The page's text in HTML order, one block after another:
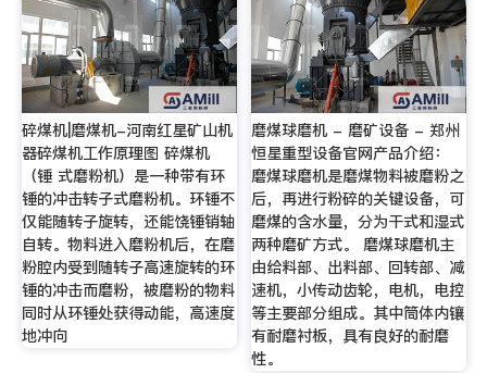
碎煤机|磨煤机-河南红星矿山机
器碎煤机工作原理图 碎煤机
（锤 式磨粉机）是一种带有环
锤的冲击转子式磨粉机。环锤不
仅能随转子旋转，还能饶锤销轴
自转。物料进入磨粉机后，在磨
粉腔内受到随转子高速旋转的环
锤的冲击而磨粉，被磨粉的物料
同时从环锤处获得动能，高速度
地冲向
磨煤球磨机 - 磨矿设备 - 郑州
恒星重型设备官网产品介绍：
磨煤球磨机是磨煤物料被磨粉之
后，再进行粉碎的关键设备，可
磨煤的含水量，分为干式和湿式
两种磨矿方式。 磨煤球磨机主
由给料部、出料部、回转部、减
速机，小传动齿轮，电机，电控
等主要部分组成。其中筒体内镶
有耐磨衬板，具有良好的耐磨
性。